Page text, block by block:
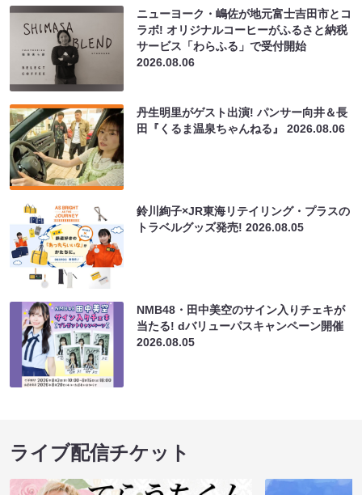
ニューヨーク・嶋佐が地元富士吉田市とコ
ラボ! オリジナルコーヒーがふるさと納税
サービス「わらふる」で受付開始
2026.08.06
丹生明里がゲスト出演! パンサー向井＆長
田『くるま温泉ちゃんねる』2026.08.06
鈴川絢子×JR東海リテイリング・プラスの
トラベルグッズ発売!2026.08.05
NMB48・田中美空のサイン入りチェキが
当たる! dバリューパスキャンペーン開催
2026.08.05
ライブ配信チケット